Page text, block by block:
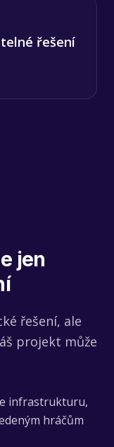
řešení
jen
řešení, ale
projekt může
infrastrukturu,
hráčům